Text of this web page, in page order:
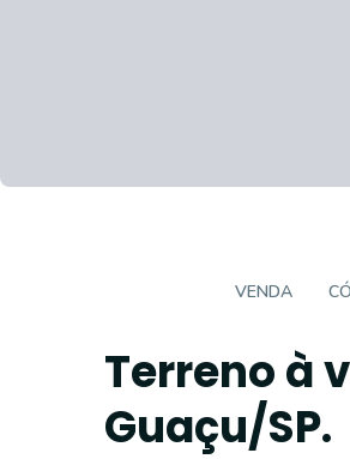
VENDA
Terreno à
Guaçu/SP.